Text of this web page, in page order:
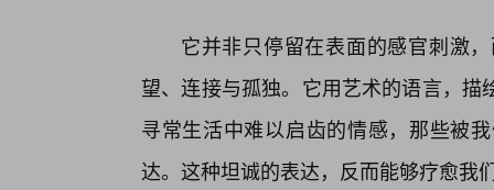
它并非只停留在表面的感官刺激
望、连接与孤独。它用艺术的语言，
寻常生活中难以启齿的情感，那些被
达。这种坦诚的表达，反而能够疗愈我